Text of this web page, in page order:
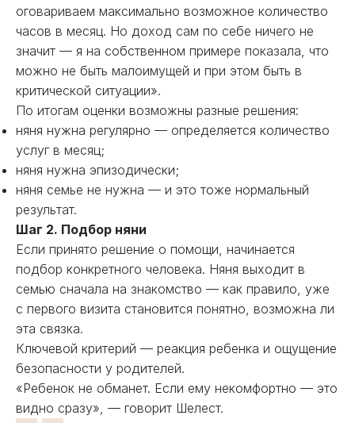
оговариваем максимально возможное количество
часов в месяц. Но доход сам по себе ничего не
значит — я на собственном примере показала, что
можно не быть малоимущей и при этом быть в
критической ситуации».
По итогам оценки возможны разные решения:
няня нужна регулярно — определяется количество
услуг в месяц;
няня нужна эпизодически;
няня семье не нужна — и это тоже нормальный
результат.
Шаг 2. Подбор няни
Если принято решение о помощи, начинается
подбор конкретного человека. Няня выходит в
семью сначала на знакомство — как правило, уже
с первого визита становится понятно, возможна ли
эта связка.
Ключевой критерий — реакция ребенка и ощущение
безопасности у родителей.
«Ребенок не обманет. Если ему некомфортно — это
видно сразу», — говорит Шелест.